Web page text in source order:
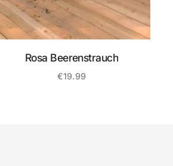
Rosa Beerenstrauch
€19.99